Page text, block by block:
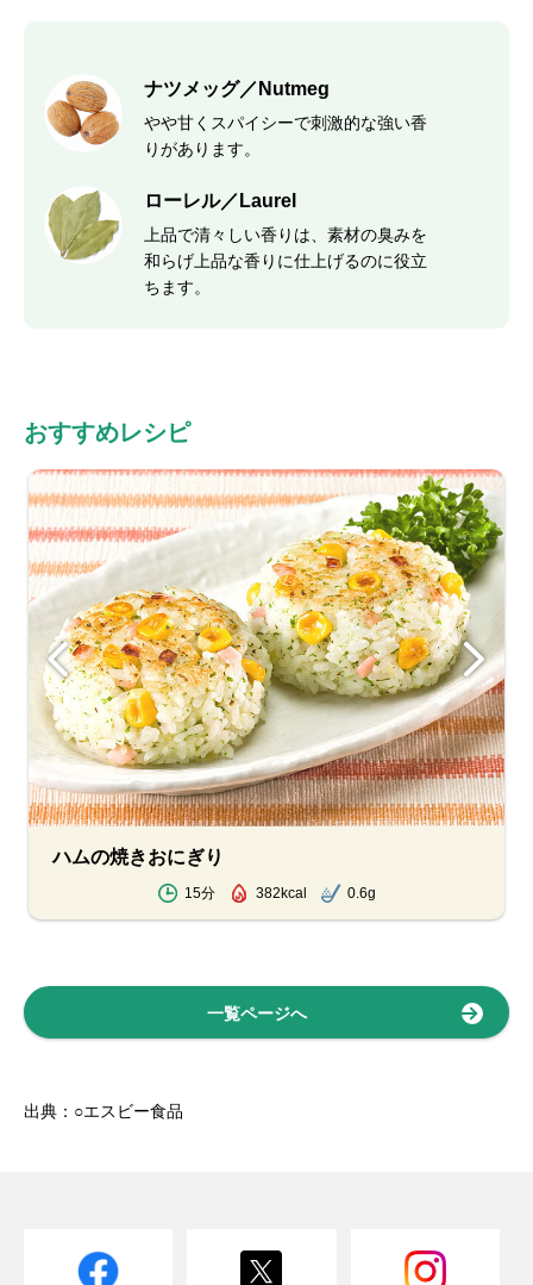
ナツメッグ／Nutmeg
やや甘くスパイシーで刺激的な強い香
りがあります。
ローレル／Laurel
上品で清々しい香りは、素材の臭みを
和らげ上品な香りに仕上げるのに役立
ちます。
おすすめレシピ
ハムの焼きおにぎり
15分 382kcal 0.6g
一覧ページへ
出典：○エスビー食品